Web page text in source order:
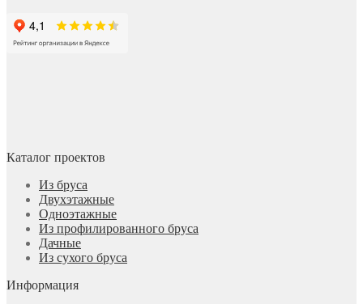
Каталог проектов
Из бруса
Двухэтажные
Одноэтажные
Из профилированного бруса
Дачные
Из сухого бруса
Информация